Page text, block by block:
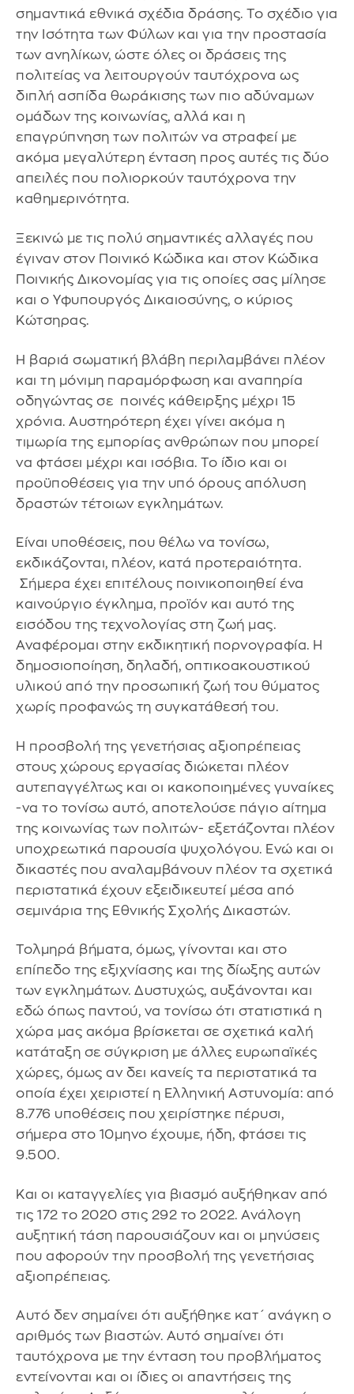
σημαντικά εθνικά σχέδια δράσης. Το σχέδιο για
την Ισότητα των Φύλων και για την προστασία
των ανηλίκων, ώστε όλες οι δράσεις της
πολιτείας να λειτουργούν ταυτόχρονα ως
διπλή ασπίδα θωράκισης των πιο αδύναμων
ομάδων της κοινωνίας, αλλά και η
επαγρύπνηση των πολιτών να στραφεί με
ακόμα μεγαλύτερη ένταση προς αυτές τις δύο
απειλές που πολιορκούν ταυτόχρονα την
καθημερινότητα.
Ξεκινώ με τις πολύ σημαντικές αλλαγές που
έγιναν στον Ποινικό Κώδικα και στον Κώδικα
Ποινικής Δικονομίας για τις οποίες σας μίλησε
και ο Υφυπουργός Δικαιοσύνης, ο κύριος
Κώτσηρας.
Η βαριά σωματική βλάβη περιλαμβάνει πλέον
και τη μόνιμη παραμόρφωση και αναπηρία
οδηγώντας σε ποινές κάθειρξης μέχρι 15
χρόνια. Αυστηρότερη έχει γίνει ακόμα η
τιμωρία της εμπορίας ανθρώπων που μπορεί
να φτάσει μέχρι και ισόβια. Το ίδιο και οι
προϋποθέσεις για την υπό όρους απόλυση
δραστών τέτοιων εγκλημάτων.
Είναι υποθέσεις, που θέλω να τονίσω,
εκδικάζονται, πλέον, κατά προτεραιότητα.
Σήμερα έχει επιτέλους ποινικοποιηθεί ένα
καινούργιο έγκλημα, προϊόν και αυτό της
εισόδου της τεχνολογίας στη ζωή μας.
Αναφέρομαι στην εκδικητική πορνογραφία. Η
δημοσιοποίηση, δηλαδή, οπτικοακουστικού
υλικού από την προσωπική ζωή του θύματος
χωρίς προφανώς τη συγκατάθεσή του.
Η προσβολή της γενετήσιας αξιοπρέπειας
στους χώρους εργασίας διώκεται πλέον
αυτεπαγγέλτως και οι κακοποιημένες γυναίκες
-να το τονίσω αυτό, αποτελούσε πάγιο αίτημα
της κοινωνίας των πολιτών- εξετάζονται πλέον
υποχρεωτικά παρουσία ψυχολόγου. Ενώ και οι
δικαστές που αναλαμβάνουν πλέον τα σχετικά
περιστατικά έχουν εξειδικευτεί μέσα από
σεμινάρια της Εθνικής Σχολής Δικαστών.
Τολμηρά βήματα, όμως, γίνονται και στο
επίπεδο της εξιχνίασης και της δίωξης αυτών
των εγκλημάτων. Δυστυχώς, αυξάνονται και
εδώ όπως παντού, να τονίσω ότι στατιστικά η
χώρα μας ακόμα βρίσκεται σε σχετικά καλή
κατάταξη σε σύγκριση με άλλες ευρωπαϊκές
χώρες, όμως αν δει κανείς τα περιστατικά τα
οποία έχει χειριστεί η Ελληνική Αστυνομία: από
8.776 υποθέσεις που χειρίστηκε πέρυσι,
σήμερα στο 10μηνο έχουμε, ήδη, φτάσει τις
9.500.
Και οι καταγγελίες για βιασμό αυξήθηκαν από
τις 172 το 2020 στις 292 το 2022. Ανάλογη
αυξητική τάση παρουσιάζουν και οι μηνύσεις
που αφορούν την προσβολή της γενετήσιας
αξιοπρέπειας.
Αυτό δεν σημαίνει ότι αυξήθηκε κατ΄ ανάγκη ο
αριθμός των βιαστών. Αυτό σημαίνει ότι
ταυτόχρονα με την ένταση του προβλήματος
εντείνονται και οι ίδιες οι απαντήσεις της